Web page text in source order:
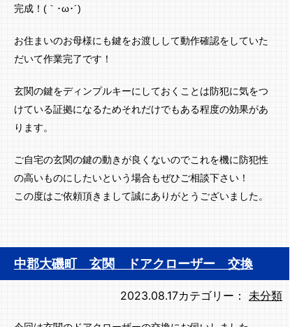
完成！(｀･ω･´)ゞ
お住まいのお母様にも鍵をお渡しして動作確認をしていた
だいて作業完了です！
玄関の鍵をディンプルキーにしておくことは防犯に気をつ
けている証拠になるためそれだけでもある程度の効果があ
ります。
ご自宅の玄関の鍵の動きが良くないのでこれを機に防犯性
の高いものにしたいという場合もぜひご相談下さい！
この度はご依頼頂きまして誠にありがとうございました。
中郡大磯町 玄関 ドアクローザー 交換
2023.08.17カテゴリー： 未分類